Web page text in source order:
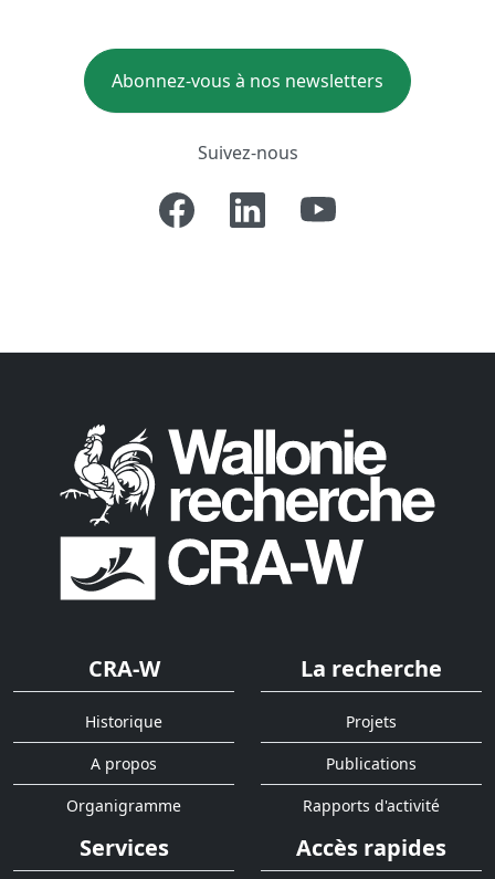
Abonnez-vous à nos newsletters
Suivez-nous
CRA-W
Historique
A propos
Organigramme
La recherche
Projets
Publications
Rapports d'activité
Services Accès rapides